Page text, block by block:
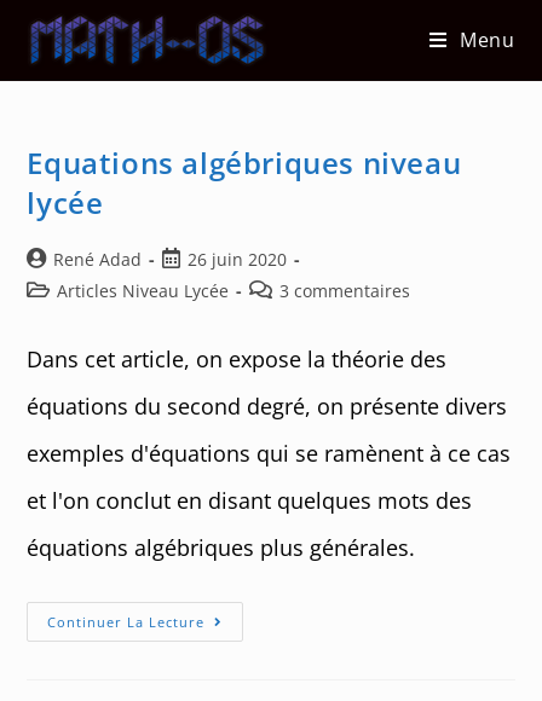
content
Menu
Equations algébriques niveau
lycée
Auteur/autrice
de
René Adad
Post
published:
26 juin 2020
PostArticles Niveau Lycée
Post3 commentaires
Dans cet article, on expose la théorie des
équations du second degré, on présente divers
exemples d'équations qui se ramènent à ce cas
et l'on conclut en disant quelques mots des
équations algébriques plus générales.
Continuer La Lecture Equations
Algébriques